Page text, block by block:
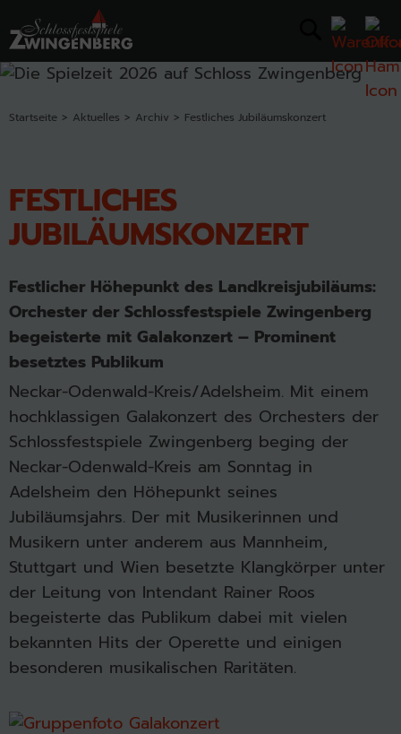
Startseite Aktuelles Archiv Festliches Jubiläumskonzert
FESTLICHES
JUBILÄUMSKONZERT
Festlicher Höhepunkt des Landkreisjubiläums:
Orchester der Schlossfestspiele Zwingenberg
begeisterte mit Galakonzert – Prominent
besetztes Publikum
Neckar-Odenwald-Kreis/Adelsheim. Mit einem
hochklassigen Galakonzert des Orchesters der
Schlossfestspiele Zwingenberg beging der
Neckar-Odenwald-Kreis am Sonntag in
Adelsheim den Höhepunkt seines
Jubiläumsjahrs. Der mit Musikerinnen und
Musikern unter anderem aus Mannheim,
Stuttgart und Wien besetzte Klangkörper unter
der Leitung von Intendant Rainer Roos
begeisterte das Publikum dabei mit vielen
bekannten Hits der Operette und einigen
besonderen musikalischen Raritäten.